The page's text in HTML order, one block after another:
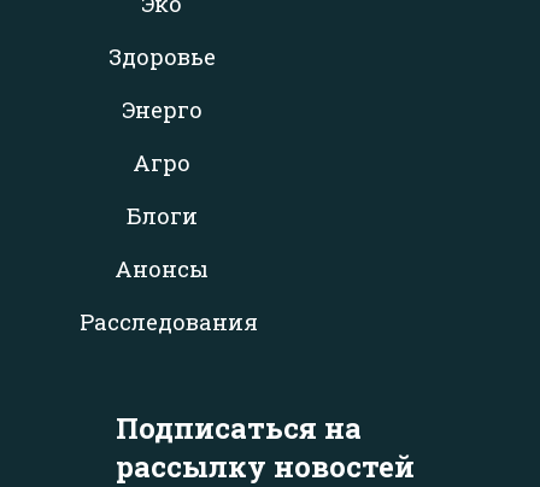
Здоровье
Энерго
Агро
Блоги
Анонсы
Расследования
Подписаться на
рассылку новостей